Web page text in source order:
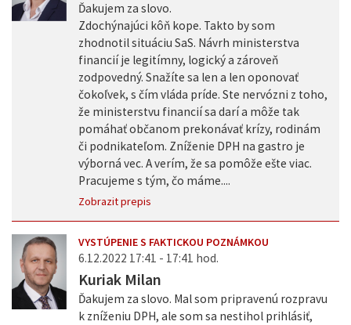
Ďakujem za slovo.
Zdochýnajúci kôň kope. Takto by som
zhodnotil situáciu SaS. Návrh ministerstva
financií je legitímny, logický a zároveň
zodpovedný. Snažíte sa len a len oponovať
čokoľvek, s čím vláda príde. Ste nervózni z toho,
že ministerstvu financií sa darí a môže tak
pomáhať občanom prekonávať krízy, rodinám
či podnikateľom. Zníženie DPH na gastro je
výborná vec. A verím, že sa pomôže ešte viac.
Pracujeme s tým, čo máme....
Zobrazit prepis
VYSTÚPENIE S FAKTICKOU POZNÁMKOU
6.12.2022 17:41 - 17:41 hod.
Kuriak Milan
Ďakujem za slovo. Mal som pripravenú rozpravu
k zníženiu DPH, ale som sa nestihol prihlásiť,